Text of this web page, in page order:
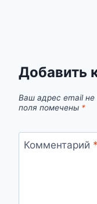
Добавить
Ваш адрес email не
поля помечены *
Комментарий *